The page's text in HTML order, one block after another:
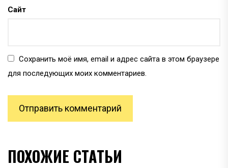
Сайт
Сохранить моё имя, email и адрес сайта в этом браузере
для последующих моих комментариев.
ПОХОЖИЕ СТАТЬИ